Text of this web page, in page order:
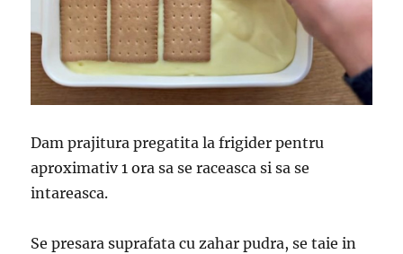
Dam prajitura pregatita la frigider pentru
aproximativ 1 ora sa se raceasca si sa se
intareasca.
Se presara suprafata cu zahar pudra, se taie in